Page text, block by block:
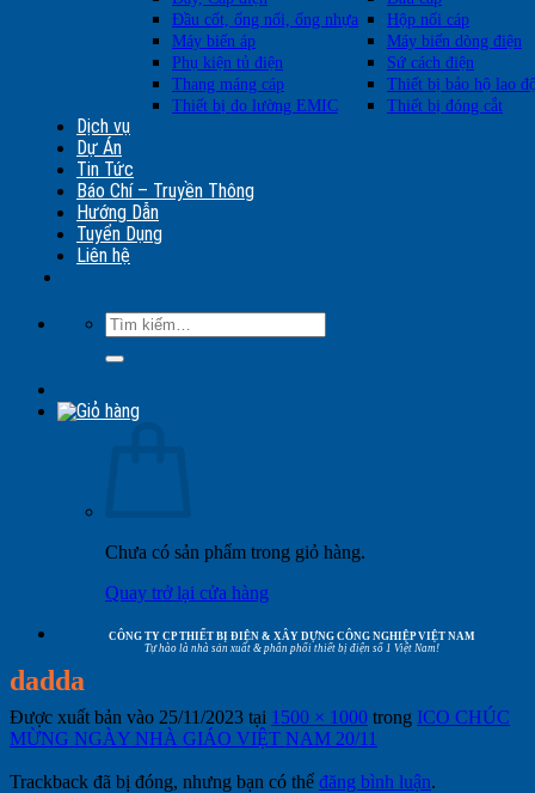
Đầu cốt, ống nối, ống nhựa
Hộp nối cáp
Máy biến áp
Máy biến dòng điện
Phụ kiện tủ điện
Sứ cách điện
Thang máng cáp
Thiết bị bảo hộ lao
Thiết bị đo lường EMIC
Thiết bị đóng cắt
Dịch vụ
Dự Án
Tin Tức
Báo Chí – Truyền Thông
Hướng Dẫn
Tuyển Dụng
Liên hệ
Tìm
kiếm:
Chưa có sản phẩm trong giỏ hàng.
Quay trở lại cửa hàng
CÔNG TY CP THIẾT BỊ ĐIỆN & XÂY DỰNG CÔNG NGHIỆP VIỆT NAM
Tự hào là nhà sản xuất & phân phối thiết bị điện số 1 Việt Nam!
dadda
Được xuất bản vào 25/11/2023 tại 1500 × 1000 trong ICO CHÚC
MỪNG NGÀY NHÀ GIÁO VIỆT NAM 20/11
Trackback đã bị đóng, nhưng bạn có thể đăng bình luận.